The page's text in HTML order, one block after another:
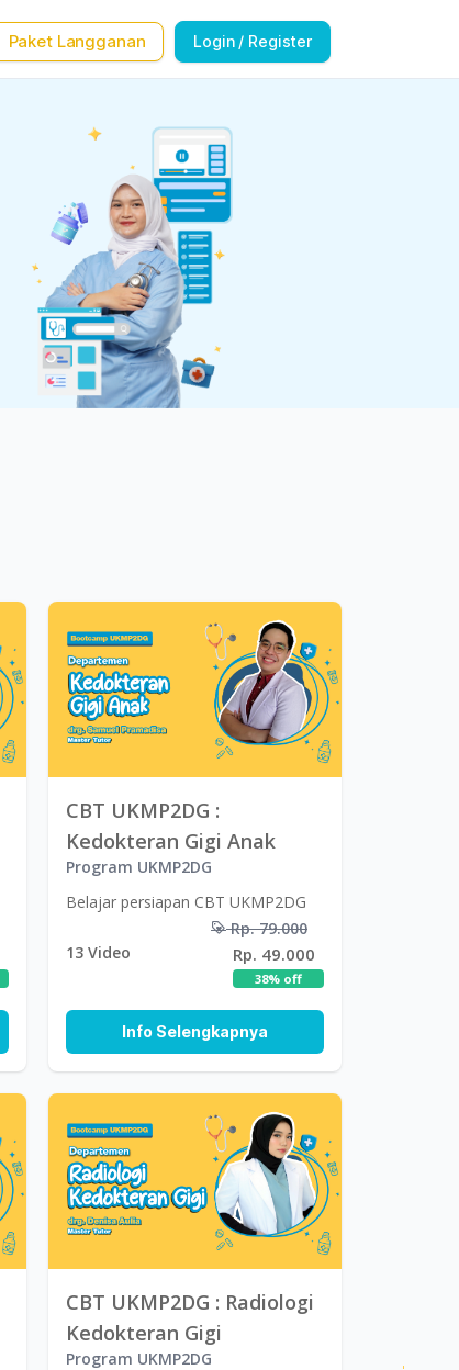
Paket Langganan Login / Register
CBT UKMP2DG :
Kedokteran Gigi Anak
Program UKMP2DG
Belajar persiapan CBT UKMP2DG
13 Video
Rp. 79.000
Rp. 49.000
38% off
Info Selengkapnya
CBT UKMP2DG : Radiologi
Kedokteran Gigi
Program UKMP2DG